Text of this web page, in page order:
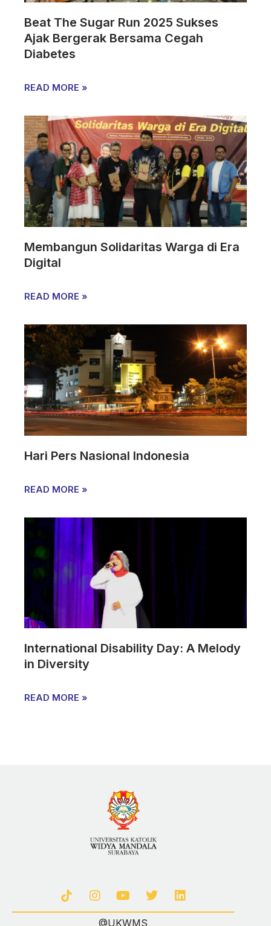
Beat The Sugar Run 2025 Sukses
Ajak Bergerak Bersama Cegah
Diabetes
READ MORE »
Membangun Solidaritas Warga di Era
Digital
READ MORE »
Hari Pers Nasional Indonesia
READ MORE »
International Disability Day: A Melody
in Diversity
READ MORE »
@UKWMS